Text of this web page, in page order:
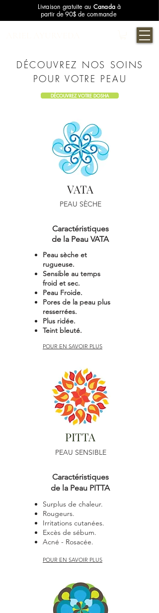
Livraison gratuite au Canada à
partir de 90$ de commande
DÉCOUVREZ NOS SOINS
POUR VOTRE PEAU
DÉCOUVREZ VOTRE DOSHA
VATA
PEAU SÈCHE
Caractéristiques
de la Peau VATA
Peau sèche et
rugueuse.
Sensible au temps
froid et sec.
Peau Froide.
Pores de la peau plus
resserrées.
Plus ridée.
Teint bleuté.
POUR EN SAVOIR PLUS
PITTA
PEAU SENSIBLE
Caractéristiques
de la Peau PITTA
Surplus de chaleur.
Rougeurs.
Irritations cutanées.
Excès de sébum.
Acné - Rosacée.
POUR EN SAVOIR PLUS